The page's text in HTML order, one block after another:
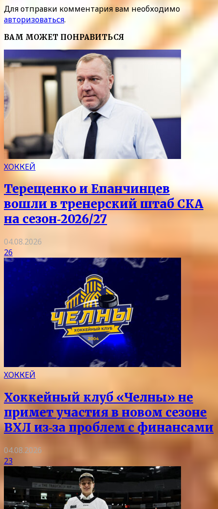
Для отправки комментария вам необходимо
авторизоваться.
ВАМ МОЖЕТ ПОНРАВИТЬСЯ
ХОККЕЙ
Терещенко и Епанчинцев
вошли в тренерский штаб СКА
на сезон‑2026/27
04.08.2026
26
ХОККЕЙ
Хоккейный клуб «Челны» не
примет участия в новом сезоне
ВХЛ из‑за проблем с финансами
04.08.2026
23